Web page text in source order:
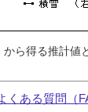
ら得る推計
くある質問（